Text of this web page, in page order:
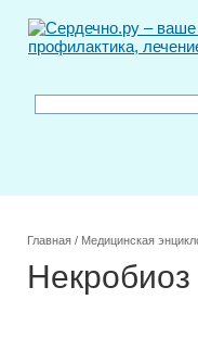
Главная / Медицинская